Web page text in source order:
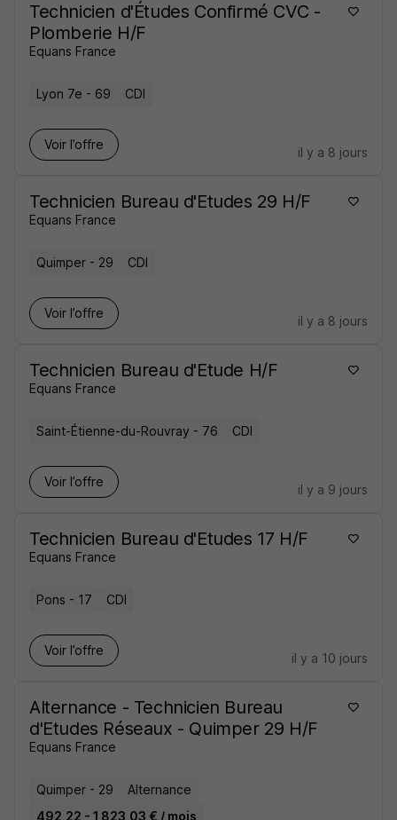
Technicien d'Études Confirmé CVC -
Plomberie H/F
Equans France
Lyon 7e - 69 CDI
Voir l’offre
il y a 8 jours
Technicien Bureau d'Etudes 29 H/F
Equans France
Quimper - 29 CDI
Voir l’offre
il y a 8 jours
Technicien Bureau d'Etude H/F
Equans France
Saint-Étienne-du-Rouvray - 76 CDI
Voir l’offre
il y a 9 jours
Technicien Bureau d'Etudes 17 H/F
Equans France
Pons - 17 CDI
Voir l’offre
il y a 10 jours
Alternance - Technicien Bureau
d'Etudes Réseaux - Quimper 29 H/F
Equans France
Quimper - 29
Alternance
492,22 - 1 823,03 € / mois